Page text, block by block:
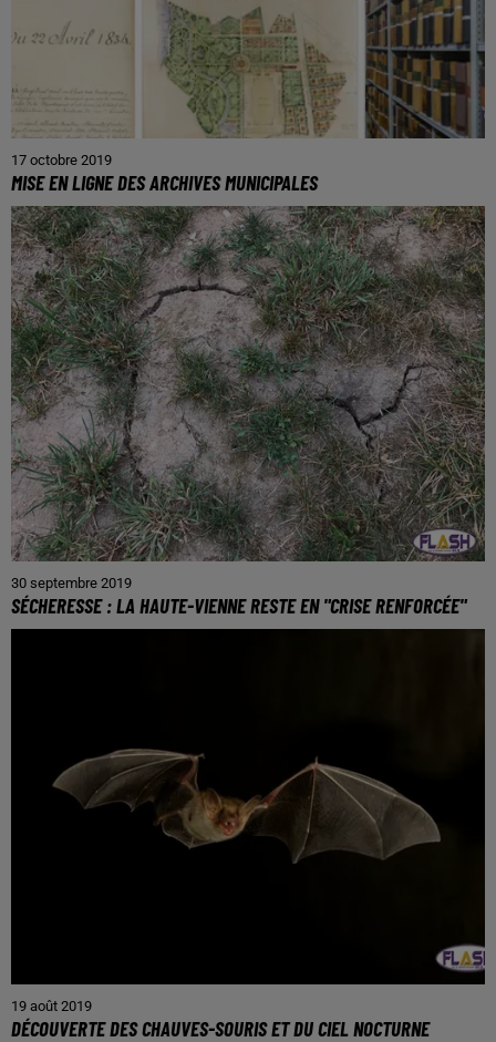
17 octobre 2019
MISE EN LIGNE DES ARCHIVES MUNICIPALES
30 septembre 2019
SÉCHERESSE : LA HAUTE-VIENNE RESTE EN "CRISE RENFORCÉE"
19 août 2019
DÉCOUVERTE DES CHAUVES-SOURIS ET DU CIEL NOCTURNE